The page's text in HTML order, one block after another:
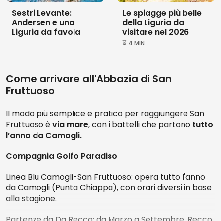
BIGLIETTO D'INGRESSO
Colosseo, Foro Romano e
Prigione Mamertina +
Audioguida
BIGLIETTO D'INGRESSO
Galleria dell'Accademia:
Biglietto d'ingresso prioritario
Da34 €
BIGLIETTO D'INGRESSO
Biglietti e costi:
L'ingresso è gratuito per gli Iscritti al FAI (Fondo
ambiente italiano).
biglietto dell'evento.
Ridotto (6-18 anni): € 5,00
Bambini fino ai 5 anni: ingresso gratuito
Studenti fino ai 25 anni: € 5,00
Scolaresche: € 3 a studente
Famiglia (2 adulti e figli 6-18 anni): € 24,00
Sestri Levante:
Andersen e una
Liguria da favola
Le spiagge più belle
della Liguria da
visitare nel 2026
⏳ 4 MIN
Come arrivare all'Abbazia di San
Fruttuoso
Il modo più semplice e pratico per raggiungere San
Fruttuoso èvia mare, con i battelli che partono tutto
l’anno da Camogli.
Compagnia Golfo Paradiso
Linea Blu Camogli-San Fruttuoso: opera tutto l'anno
da Camogli (Punta Chiappa), con orari diversi in base
alla stagione.